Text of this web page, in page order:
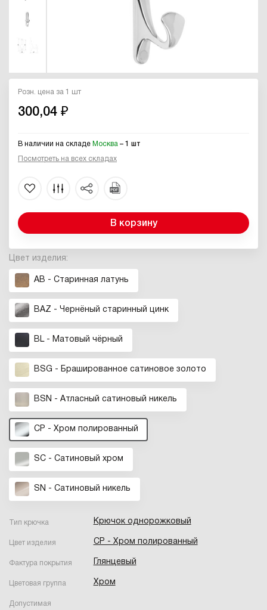
Цвет изделия:
AB - Старинная латунь
BAZ - Чернёный старинный цинк
BL - Матовый чёрный
BSG - Брашированное cатиновое золото
BSN - Атласный сатиновый никель
CP - Хром полированный
SC - Сатиновый хром
SN - Cатиновый никель
Тип крючка Крючок однорожковый
Цвет изделия CP - Хром полированный
Фактура покрытия Глянцевый
Цветовая группа Хром
Допустимая
Розн. цена за 1 шт
300,04 ₽
В наличии на складе Москва – 1 шт
Посмотреть на всех складах
В корзину